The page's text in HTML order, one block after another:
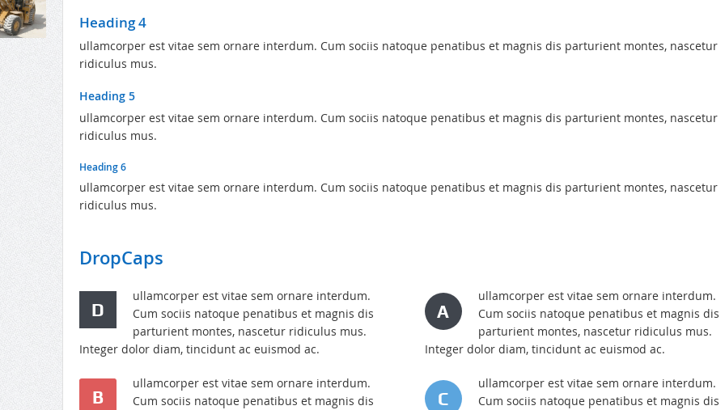
Heading 4
ullamcorper est vitae sem ornare interdum. Cum sociis natoque penatibus et magnis dis parturient montes, nascetur
ridiculus mus.
Heading 5
ullamcorper est vitae sem ornare interdum. Cum sociis natoque penatibus et magnis dis parturient montes, nascetur
ridiculus mus.
Heading 6
ullamcorper est vitae sem ornare interdum. Cum sociis natoque penatibus et magnis dis parturient montes, nascetur
ridiculus mus.
DropCaps
D
ullamcorper est vitae sem ornare interdum.
Cum sociis natoque penatibus et magnis dis
parturient montes, nascetur ridiculus mus.
Integer dolor diam, tincidunt ac euismod ac.
A
ullamcorper est vitae sem ornare interdum.
Cum sociis natoque penatibus et magnis dis
parturient montes, nascetur ridiculus mus.
Integer dolor diam, tincidunt ac euismod ac.
B
ullamcorper est vitae sem ornare interdum.
Cum sociis natoque penatibus et magnis dis
C
ullamcorper est vitae sem ornare interdum.
Cum sociis natoque penatibus et magnis dis